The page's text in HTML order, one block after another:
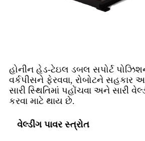
હોનીન હેડ-ટેઇલ ડબલ સપોર્ટ
વર્કપીસને ફેરવવા, રોબોટને સહકાર
સારી સ્થિતિમાં પહોંચવા અને સારી
કરવા માટે થાય છે.
વેલ્ડીંગ પાવર સ્ત્રોત